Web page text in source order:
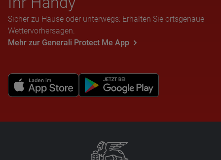
Sicher zu Hause oder unterwegs: Erhalten Sie ortsgenaue
Wettervorhersagen.
Mehr zur Generali Protect Me App